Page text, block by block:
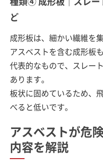
ど
成形板は、細かい繊維を
アスベストを含む成形板
代表的なもので、スレー
あります。
板状に固めているため、
べると低いです。
アスベストが危
内容を解説